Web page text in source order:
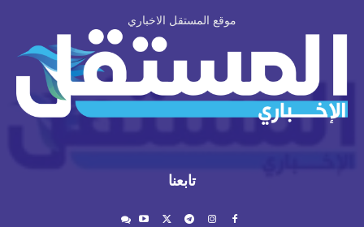
موقع المستقل الاخباري
تابعنا